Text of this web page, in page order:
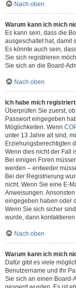
Nach oben
Warum kann ich mich
Es kann sein, dass die
ausgeschaltet hat, damit
Es könnte auch sein,
Sie sich registrieren
Sie sich an die Board-
Nach oben
Ich habe mich
Überprüfen Sie zuerst,
Passwort eingegeben
Möglichkeiten. Wenn
unter 13 Jahre alt sind,
Erziehungsberechtigten
Wenn dies nicht der Fall
Bei einigen Foren
werden – entweder
Bei der Registrierung
nicht. Wenn Sie eine E-
Anweisungen.
eingegeben haben oder
Wenn Sie sich sicher
wurde, dann
Nach oben
Warum kann ich mich
Dafür gibt es viele
Benutzername und Ihr
Sie sich an einen Board-